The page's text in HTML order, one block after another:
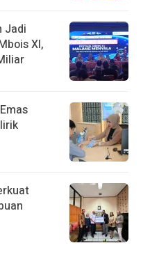
Jadi
XI,